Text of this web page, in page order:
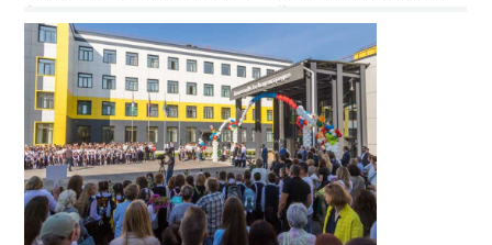
букетами от родительского комитета. Каким подаркам рады сами
учителя, выяснил VN.ru.